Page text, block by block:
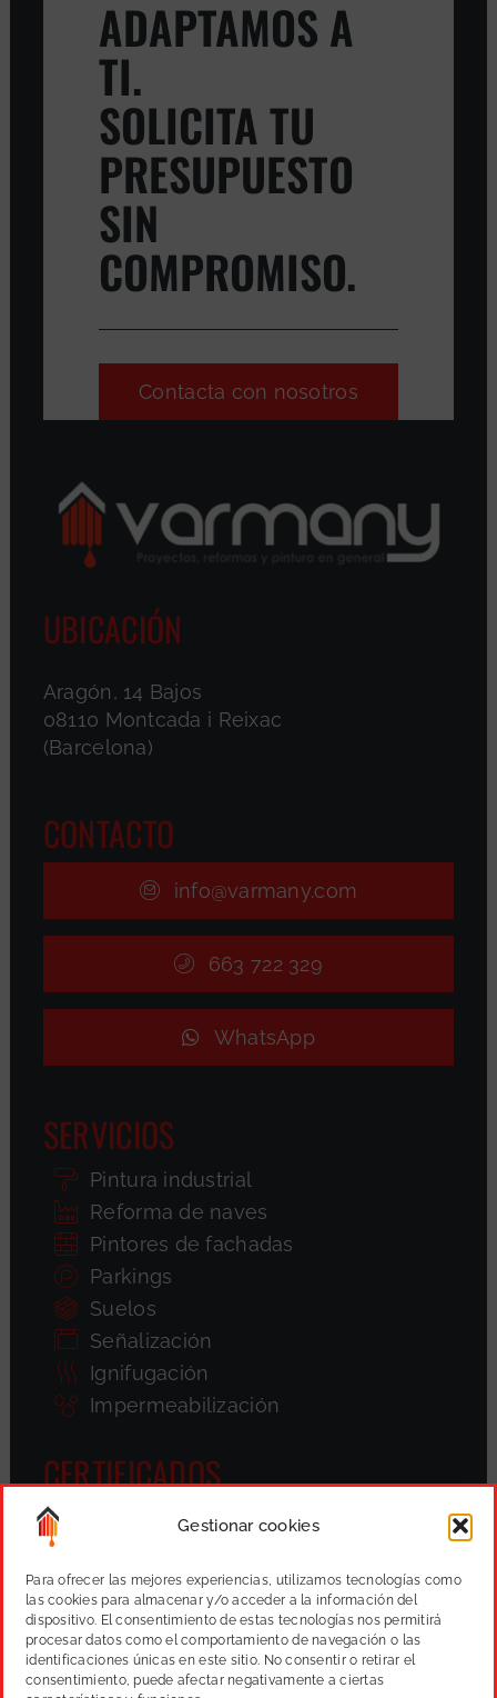
Gestionar cookies
Para ofrecer las mejores experiencias, utilizamos tecnologías como
las cookies para almacenar y/o acceder a la información del
dispositivo. El consentimiento de estas tecnologías nos permitirá
procesar datos como el comportamiento de navegación o las
identificaciones únicas en este sitio. No consentir o retirar el
consentimiento, puede afectar negativamente a ciertas
ADAPTAMOS A
TI.
SOLICITA TU
PRESUPUESTO
SIN
COMPROMISO.
Contacta con nosotros
UBICACIÓN
Aragón, 14 Bajos
08110 Montcada i Reixac
(Barcelona)
CONTACTO
info@varmany.com
663 722 329
WhatsApp
SERVICIOS
Pintura industrial
Reforma de naves
Pintores de fachadas
Parkings
Suelos
Señalización
Ignifugación
Impermeabilización
CERTIFICADOS